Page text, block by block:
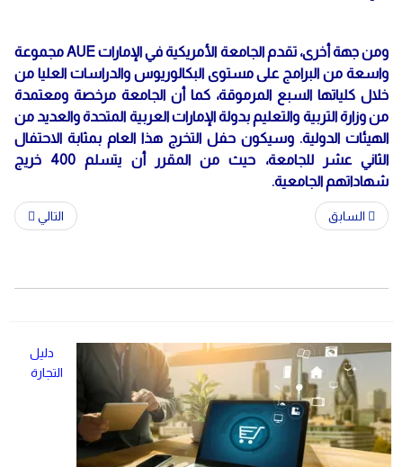
ومن جهة أخرى، تقدم الجامعة الأمريكية في الإمارات AUE مجموعة
واسعة من البرامج على مستوى البكالوريوس والدراسات العليا من
خلال كلياتها السبع المرموقة، كما أن الجامعة مرخصة ومعتمدة
من وزارة التربية والتعليم بدولة الإمارات العربية المتحدة والعديد من
الهيئات الدولية. وسيكون حفل التخرج هذا العام بمثابة الاحتفال
الثاني عشر للجامعة، حيث من المقرر أن يتسلم 400 خريج
شهاداتهم الجامعية.
السابق التالي
دليل
التجارة